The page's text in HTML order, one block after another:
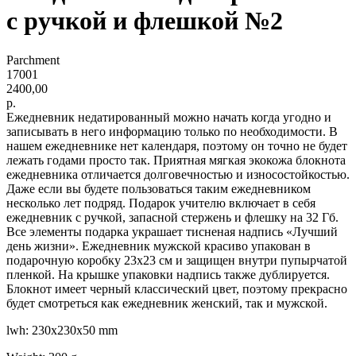
с ручкой и флешкой №2
Parchment
17001
2400,00
р.
Ежедневник недатированный можно начать когда угодно и
записывать в него информацию только по необходимости. В
нашем ежедневнике нет календаря, поэтому он точно не будет
лежать годами просто так. Приятная мягкая экокожа блокнота
ежедневника отличается долговечностью и износостойкостью.
Даже если вы будете пользоваться таким ежедневником
несколько лет подряд. Подарок учителю включает в себя
ежедневник с ручкой, запасной стержень и флешку на 32 Гб.
Все элементы подарка украшает тисненая надпись «Лучший
день жизни». Ежедневник мужской красиво упакован в
подарочную коробку 23х23 см и защищен внутри пупырчатой
пленкой. На крышке упаковки надпись также дублируется.
Блокнот имеет черный классический цвет, поэтому прекрасно
будет смотреться как ежедневник женский, так и мужской.
lwh: 230x230x50 mm